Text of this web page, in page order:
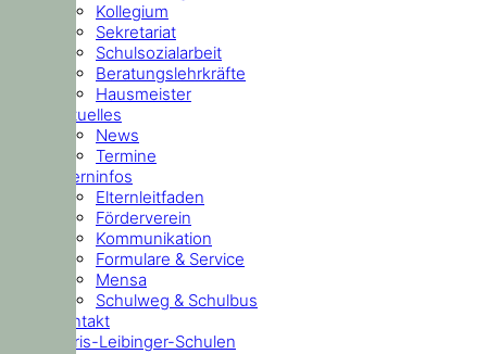
Kollegium
Sekretariat
Schulsozialarbeit
Beratungslehrkräfte
Hausmeister
Aktuelles
News
Termine
Elterninfos
Elternleitfaden
Förderverein
Kommunikation
Formulare & Service
Mensa
Schulweg & Schulbus
Kontakt
Doris-Leibinger-Schulen